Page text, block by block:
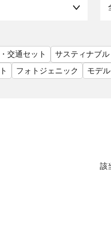
交通セット サスティナブル
フォトジェニック モデ
該